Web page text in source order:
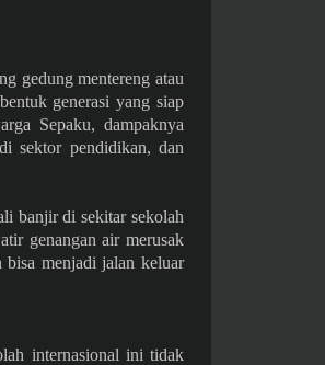
gedung mentereng atau
generasi yang siap
Sepaku, dampaknya
sektor pendidikan, dan
banjir di sekitar sekolah
genangan air merusak
bisa menjadi jalan keluar
internasional ini tidak